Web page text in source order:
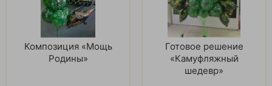
Композиция «Мощь
Родины»
Готовое решение
«Камуфляжный
шедевр»